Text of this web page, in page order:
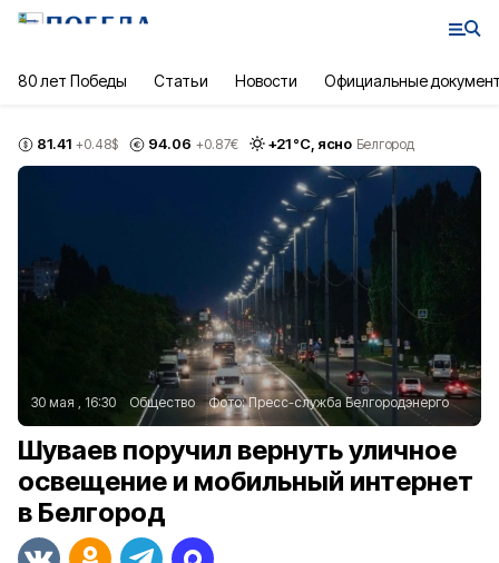
80 лет Победы Статьи Новости Официальные
81.41 +0.48$ 94.06 +0.87€ +21°С, ясно Белгород
30 мая , 16:30 Общество Фото:Пресс-служба Белгородэнерго
Шуваев поручил вернуть уличное
освещение и мобильный интернет
в Белгород